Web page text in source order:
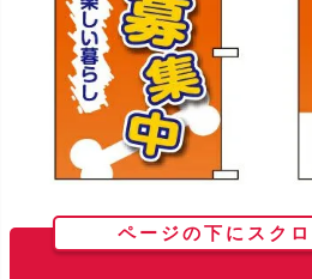
ページの下にスク